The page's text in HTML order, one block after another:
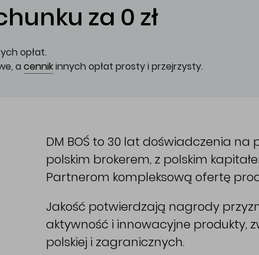
za 0 zł
opłat.
a cennikinnych opłat prosty i przejrzysty.
DM BOŚ to 30 lat doświadczenia na
polskim brokerem, z polskim
Partnerom kompleksową ofertę
Jakość potwierdzają nagrody
aktywność i innowacyjne produkty,
polskiej i zagranicznych.